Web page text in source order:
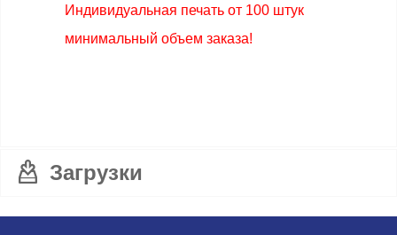
Индивидуальная печать от 100 штук
минимальный объем заказа!
Загрузки